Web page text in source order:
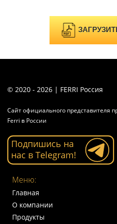
© 2020 - 2026 | FERRI Россия
Сайт официального представителя
Ferri в России
Подпишись на
нас в Telegram!
Меню:
Главная
О компании
Продукты